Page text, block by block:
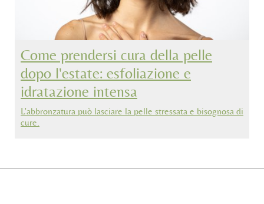
Come prendersi cura della pelle
dopo l'estate: esfoliazione e
idratazione intensa
L'abbronzatura può lasciare la pelle stressata e bisognosa di
cure.